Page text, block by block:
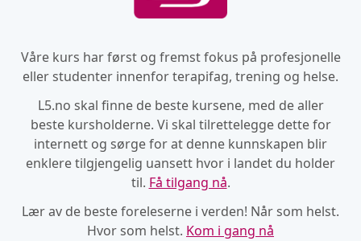
Våre kurs har først og fremst fokus på profesjonelle
eller studenter innenfor terapifag, trening og helse.
L5.no skal finne de beste kursene, med de aller
beste kursholderne. Vi skal tilrettelegge dette for
internett og sørge for at denne kunnskapen blir
enklere tilgjengelig uansett hvor i landet du holder
til. Få tilgang nå.
Lær av de beste foreleserne i verden! Når som helst.
Hvor som helst. Kom i gang nå